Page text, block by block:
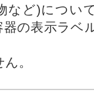
など)につい
の表示ラベ
。